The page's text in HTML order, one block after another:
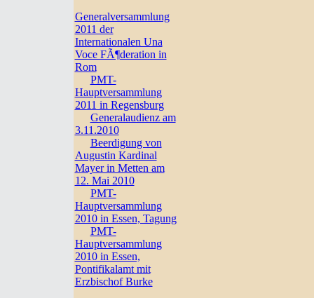
Generalversammlung
2011 der
Internationalen Una
Voce FÃ¶deration in
Rom
PMT-
Hauptversammlung
2011 in Regensburg
Generalaudienz am
3.11.2010
Beerdigung von
Augustin Kardinal
Mayer in Metten am
12. Mai 2010
PMT-
Hauptversammlung
2010 in Essen, Tagung
PMT-
Hauptversammlung
2010 in Essen,
Pontifikalamt mit
Erzbischof Burke